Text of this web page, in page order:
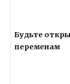
Будьте
переменам